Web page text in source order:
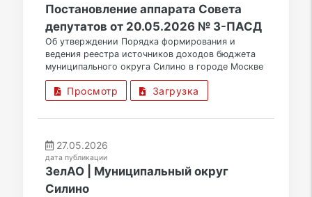
Постановление аппарата Совета
депутатов от 20.05.2026 № 3-ПАСД
Об утверждении Порядка формирования и
ведения реестра источников доходов бюджета
муниципального округа Силино в городе Москве
Просмотр Загрузка
27.05.2026
дата публикации
ЗелАО | Муниципальный округ
Силино